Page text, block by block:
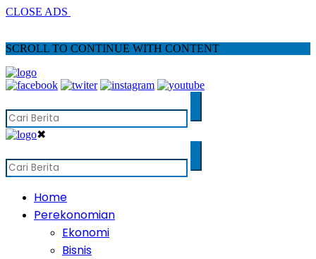
CLOSE ADS
SCROLL TO CONTINUE WITH CONTENT
✖
Home
Perekonomian
Ekonomi
Bisnis